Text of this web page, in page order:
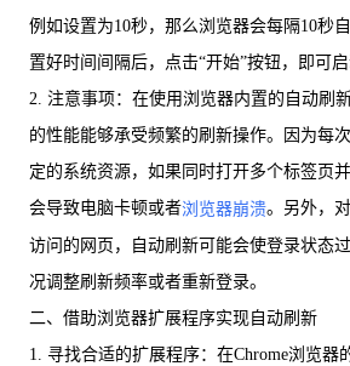
例如设置为10秒，那么浏览器会每隔10秒
置好时间间隔后，点击“开始”按钮，即可启
2. 注意事项：在使用浏览器内置的自动刷
的性能能够承受频繁的刷新操作。因为每
定的系统资源，如果同时打开多个标签页
会导致电脑卡顿或者浏览器崩溃。另外，
访问的网页，自动刷新可能会使登录状态
况调整刷新频率或者重新登录。
二、借助浏览器扩展程序实现自动刷新
1. 寻找合适的扩展程序：在Chrome浏览器